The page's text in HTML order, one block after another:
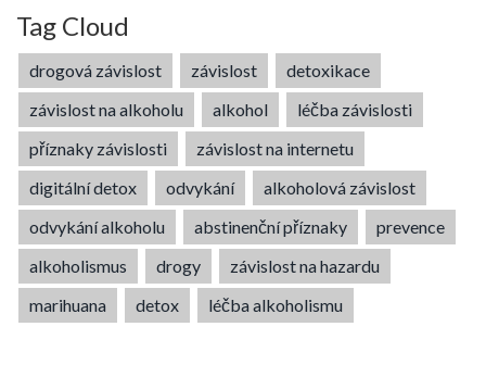
Tag Cloud
drogová závislost závislost
detoxikace
závislost na alkoholu
alkohol
léčba závislosti
příznaky závislosti
závislost na internetu
digitální detox
odvykání
alkoholová závislost
odvykání alkoholu
abstinenční příznaky
prevence
alkoholismus
drogy
závislost na hazardu
marihuana
detox léčba alkoholismu